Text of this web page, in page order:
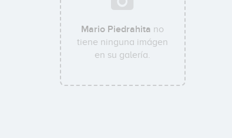
Mario Piedrahita no
tiene ninguna imágen
en su galería.